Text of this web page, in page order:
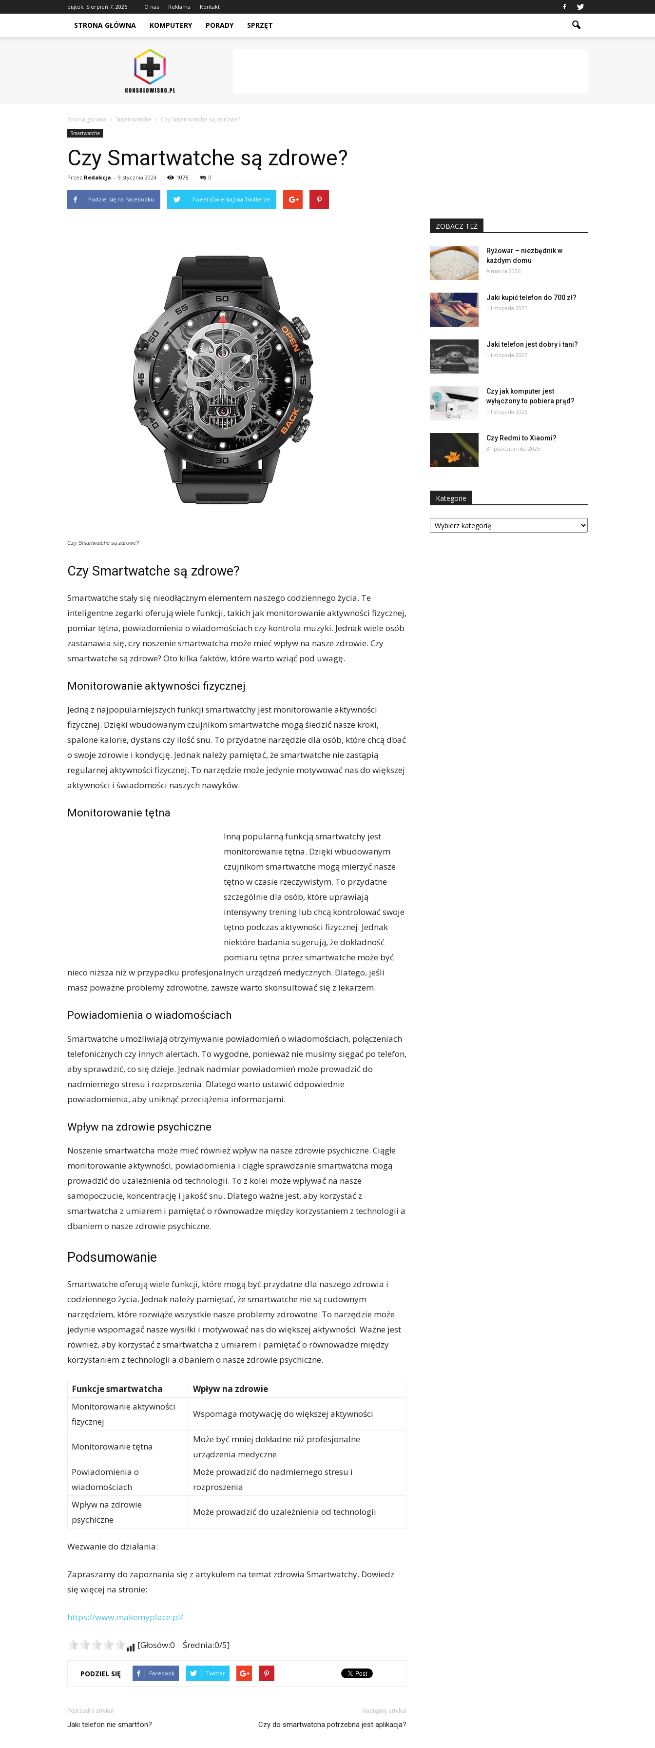
piątek, Sierpień 7, 2026 O nas Reklama Kontakt
STRONA GŁÓWNA KOMPUTERY PORADY SPRZĘT
Konsolowisko.pl
Strona główna Smartwatche Czy Smartwatche są zdrowe?
Smartwatche
Czy Smartwatche są zdrowe?
Przez Redakcja - 9 stycznia 2024 1076 0
Podziel się na Facebooku Tweet (Ćwierkaj) na Twitterze
Czy Smartwatche są zdrowe?
Czy Smartwatche są zdrowe?
Smartwatche stały się nieodłącznym elementem naszego codziennego życia. Te
inteligentne zegarki oferują wiele funkcji, takich jak monitorowanie aktywności fizycznej,
pomiar tętna, powiadomienia o wiadomościach czy kontrola muzyki. Jednak wiele osób
zastanawia się, czy noszenie smartwatcha może mieć wpływ na nasze zdrowie. Czy
smartwatche są zdrowe? Oto kilka faktów, które warto wziąć pod uwagę.
Monitorowanie aktywności fizycznej
Jedną z najpopularniejszych funkcji smartwatchy jest monitorowanie aktywności
fizycznej. Dzięki wbudowanym czujnikom smartwatche mogą śledzić nasze kroki,
spalone kalorie, dystans czy ilość snu. To przydatne narzędzie dla osób, które chcą dbać
o swoje zdrowie i kondycję. Jednak należy pamiętać, że smartwatche nie zastąpią
regularnej aktywności fizycznej. To narzędzie może jedynie motywować nas do większej
aktywności i świadomości naszych nawyków.
Monitorowanie tętna
Inną popularną funkcją smartwatchy jest
monitorowanie tętna. Dzięki wbudowanym
czujnikom smartwatche mogą mierzyć nasze
tętno w czasie rzeczywistym. To przydatne
szczególnie dla osób, które uprawiają
intensywny trening lub chcą kontrolować swoje
tętno podczas aktywności fizycznej. Jednak
niektóre badania sugerują, że dokładność
pomiaru tętna przez smartwatche może być
nieco niższa niż w przypadku profesjonalnych urządzeń medycznych. Dlatego, jeśli
masz poważne problemy zdrowotne, zawsze warto skonsultować się z lekarzem.
Powiadomienia o wiadomościach
Smartwatche umożliwiają otrzymywanie powiadomień o wiadomościach, połączeniach
telefonicznych czy innych alertach. To wygodne, ponieważ nie musimy sięgać po telefon,
aby sprawdzić, co się dzieje. Jednak nadmiar powiadomień może prowadzić do
nadmiernego stresu i rozproszenia. Dlatego warto ustawić odpowiednie
powiadomienia, aby uniknąć przeciążenia informacjami.
Wpływ na zdrowie psychiczne
Noszenie smartwatcha może mieć również wpływ na nasze zdrowie psychiczne. Ciągłe
monitorowanie aktywności, powiadomienia i ciągłe sprawdzanie smartwatcha mogą
prowadzić do uzależnienia od technologii. To z kolei może wpływać na nasze
samopoczucie, koncentrację i jakość snu. Dlatego ważne jest, aby korzystać z
smartwatcha z umiarem i pamiętać o równowadze między korzystaniem z technologii a
dbaniem o nasze zdrowie psychiczne.
Podsumowanie
Smartwatche oferują wiele funkcji, które mogą być przydatne dla naszego zdrowia i
codziennego życia. Jednak należy pamiętać, że smartwatche nie są cudownym
narzędziem, które rozwiąże wszystkie nasze problemy zdrowotne. To narzędzie może
jedynie wspomagać nasze wysiłki i motywować nas do większej aktywności. Ważne jest
również, aby korzystać z smartwatcha z umiarem i pamiętać o równowadze między
korzystaniem z technologii a dbaniem o nasze zdrowie psychiczne.
Funkcje smartwatcha
Wpływ na zdrowie
Monitorowanie aktywności
fizycznej
Wspomaga motywację do większej aktywności
Monitorowanie tętna
Może być mniej dokładne niż profesjonalne
urządzenia medyczne
Powiadomienia o
wiadomościach
Może prowadzić do nadmiernego stresu i
rozproszenia
Wpływ na zdrowie
psychiczne
Może prowadzić do uzależnienia od technologii
Wezwanie do działania:
Zapraszamy do zapoznania się z artykułem na temat zdrowia Smartwatchy. Dowiedz
się więcej na stronie:
https://www.makemyplace.pl/
[Głosów:0 Średnia:0/5]
PODZIEL SIĘ Facebook Twitter
Poprzedni artykuł
Jaki telefon nie smartfon?
Następny artykuł
Czy do smartwatcha potrzebna jest aplikacja?
ZOBACZ TEŻ
Ryżowar – niezbędnik w
każdym domu
9 marca 2026
Jaki kupić telefon do 700 zł?
1 listopada 2025
Jaki telefon jest dobry i tani?
1 listopada 2025
Czy jak komputer jest
wyłączony to pobiera prąd?
1 listopada 2025
Czy Redmi to Xiaomi?
31 października 2025
Kategorie
Kategorie